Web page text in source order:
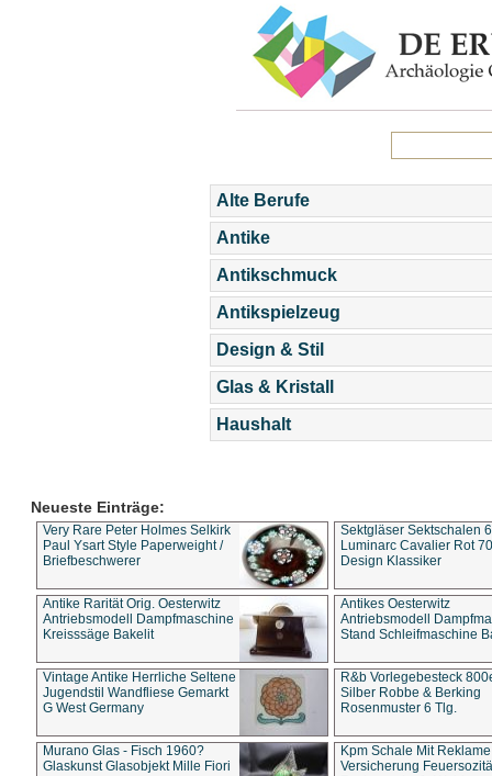
Alte Berufe
Antike
Antikschmuck
Antikspielzeug
Design & Stil
Glas & Kristall
Haushalt
Neueste Einträge:
Very Rare Peter Holmes Selkirk
Paul Ysart Style Paperweight /
Briefbeschwerer
Sektgläser Sektschalen
Luminarc Cavalier Rot
Design Klassiker
Antike Rarität Orig. Oesterwitz
Antriebsmodell Dampfmaschine
Kreisssäge Bakelit
Antikes Oesterwitz
Antriebsmodell
Stand Schleifmaschine
Vintage Antike Herrliche Seltene
Jugendstil Wandfliese Gemarkt
G West Germany
R&b Vorlegebesteck
Silber Robbe & Berking
Rosenmuster 6 Tlg.
Murano Glas - Fisch 1960?
Glaskunst Glasobjekt Mille Fiori
Kpm Schale Mit Reklame
Versicherung